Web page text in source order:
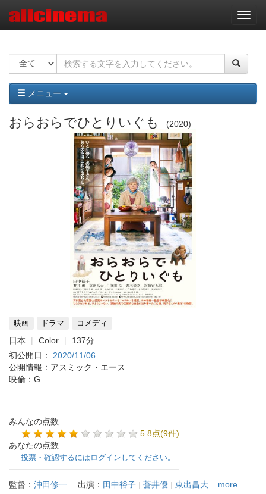
ナ
ビ
ー
ョ
ン
メニュー
おらおらでひとりいぐも 2020
映画 ドラマ コメディ
日本 Color
137分
初公開日： 2020/11/06
公開情報：アスミック・エース
映倫：G
みんなの点数
5.8点(9件)
あなたの点数
投票・確認するにはログインしてください。
監督： 沖田修一 出演： 田中裕子 | 蒼井優 | 東出昌大 ...more